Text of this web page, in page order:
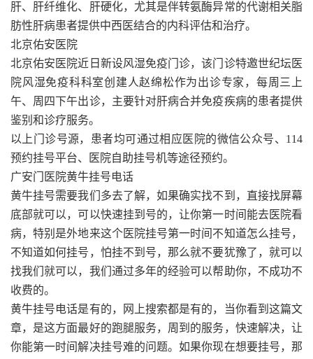
肝、肝纤维化、肝硬化，尤其是伴转氨酶异常的代谢相关脂
肪性肝病患者提供中西医结合的内科评估和治疗。
北京佑安医院
北京佑安医院近日新设风湿免疫门诊，该门诊特邀世纪坛医
院风湿免疫科科室创建人赵绵松作为出诊专家，每周三上
午、周四下午出诊，主要针对肝病合并免疫疾病的患者提供
鉴别和诊疗服务。
以上门诊号源，患者均可通过相应医院的微信公众号、114
预约挂号平台、医院自助挂号机等途径预约。
广安门医院黄牛挂号电话
黄牛挂号需要我们多去了解，如果确实找不到，直接找屏幕
底部就可以，可以快速挂到号的，让你第一时间能去医院看
病，特别是外地来这个医院挂号第一时间不知道怎么挂号，
不知道如何挂号，怕挂不到号，那么就不要犹豫了，就可以
找我们就可以，我们通过多年的经验可以帮助你，不成功不
收费的。
黄牛挂号电话是有的，网上搜索都是有的，当你看到这篇文
章，是这方面最好的跑腿服务，周到的服务，快速解决，让
你能第一时间解决挂号难的问题。如果你现在想要挂号，那